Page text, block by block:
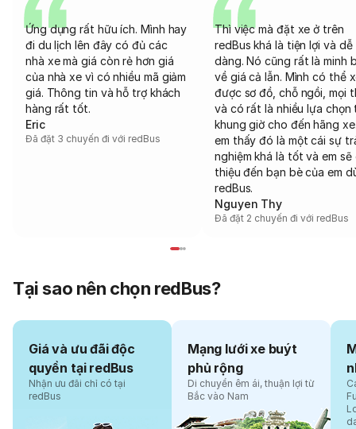
Ứng dụng rất hữu ích. Mình hay
đi du lịch lên đây có đủ các
nhà xe mà giá còn rẻ hơn giá
của nhà xe vì có nhiều mã giảm
giá. Thông tin và hỗ trợ khách
hàng rất tốt.
Eric
Đã đặt 3 chuyến đi với redBus
Thì việc mà đặt xe ở trên
redBus khá là tiện lợi và dễ
dàng. Nó cũng rất là minh
về giá cả lẫn. Mình có thể
được sơ đồ, chỗ ngồi, mọi
và có rất là nhiều lựa chọn
khung giờ cho đến hãng
em thấy đó là một cái sự
nghiệm khá là tốt và em sẽ
thiệu đến bạn bè của em
redBus.
Nguyen Thy
Đã đặt 2 chuyến đi với redBus
Tại sao nên chọn redBus?
Giá và ưu đãi độc
quyền tại redBus
Nhận ưu đãi chỉ có tại
redBus
Mạng lưới xe buýt
phủ rộng
Di chuyển êm ái, thuận lợi từ
Bắc vào Nam